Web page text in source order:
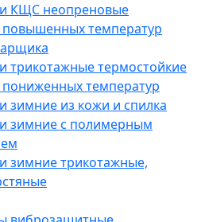
КЩС неопреновые
повышенных температур
трикотажные термостойкие
пониженных температур
зимние из кожи и спилка
зимние с полимерным
зимние трикотажные,